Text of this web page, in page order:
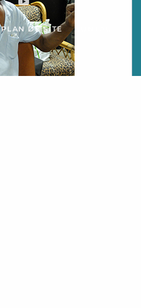
PLAN DE SITE CONTACT